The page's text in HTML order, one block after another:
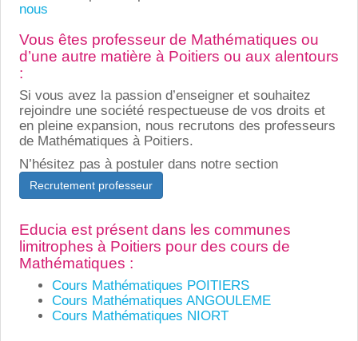
nous
Vous êtes professeur de Mathématiques ou
d’une autre matière à Poitiers ou aux alentours
:
Si vous avez la passion d’enseigner et souhaitez
rejoindre une société respectueuse de vos droits et
en pleine expansion, nous recrutons des professeurs
de Mathématiques à Poitiers.
N’hésitez pas à postuler dans notre section
Recrutement professeur
Educia est présent dans les communes
limitrophes à Poitiers pour des cours de
Mathématiques :
Cours Mathématiques POITIERS
Cours Mathématiques ANGOULEME
Cours Mathématiques NIORT